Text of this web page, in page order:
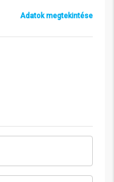
Adatok megtekintése